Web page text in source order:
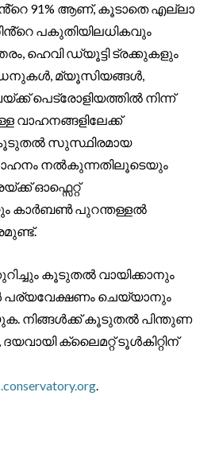
91% ആണ്, കൂടാതെ എല്ലാ
പകുതിയിലധികവും
ഹെവി ഡ്യൂട്ടി ട്രക്കുകളും
മ്യൂസിയങ്ങൾ,
പെട്രോളിയത്തിൽ നിന്ന്
സുസ്ഥിരമായ
നൽകുന്നതിലൂടെയും
ഓഫ്സെറ്റ്
കാർബൺ പുറന്തള്ളൽ
കൂടുതൽ വായിക്കാനും
പര്യവേക്ഷണം ചെയ്യാനും
നിങ്ങൾക്ക് കൂടുതൽ പിന്തുണ
ക്ലൈമറ്റ് ടൂൾകിറ്റിന്
.